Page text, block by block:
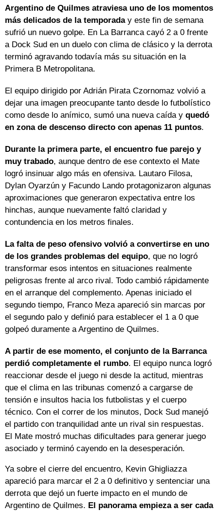
Argentino de Quilmes atraviesa uno de los momentos
más delicados de la temporaday este fin de semana
sufrió un nuevo golpe. En La Barranca cayó 2 a 0 frente
a Dock Sud en un duelo con clima de clásico y la derrota
terminó agravando todavía más su situación en la
Primera B Metropolitana.
El equipo dirigido por Adrián Pirata Czornomaz volvió a
dejar una imagen preocupante tanto desde lo futbolístico
como desde lo anímico, sumó una nueva caída y quedó
en zona de descenso directo con apenas 11 puntos.
Durante la primera parte, el encuentro fue parejo y
muy trabado, aunque dentro de ese contexto el Mate
logró insinuar algo más en ofensiva. Lautaro Filosa,
Dylan Oyarzún y Facundo Lando protagonizaron algunas
aproximaciones que generaron expectativa entre los
hinchas, aunque nuevamente faltó claridad y
contundencia en los metros finales.
La falta de peso ofensivo volvió a convertirse en uno
de los grandes problemas del equipo, que no logró
transformar esos intentos en situaciones realmente
peligrosas frente al arco rival. Todo cambió rápidamente
en el arranque del complemento. Apenas iniciado el
segundo tiempo, Franco Meza apareció sin marcas por
el segundo palo y definió para establecer el 1 a 0 que
golpeó duramente a Argentino de Quilmes.
A partir de ese momento, el conjunto de la Barranca
perdió completamente el rumbo. El equipo nunca logró
reaccionar desde el juego ni desde la actitud, mientras
que el clima en las tribunas comenzó a cargarse de
tensión e insultos hacia los futbolistas y el cuerpo
técnico. Con el correr de los minutos, Dock Sud manejó
el partido con tranquilidad ante un rival sin respuestas.
El Mate mostró muchas dificultades para generar juego
asociado y terminó cayendo en la desesperación.
Ya sobre el cierre del encuentro, Kevin Ghigliazza
apareció para marcar el 2 a 0 definitivo y sentenciar una
derrota que dejó un fuerte impacto en el mundo de
Argentino de Quilmes. El panorama empieza a ser cada